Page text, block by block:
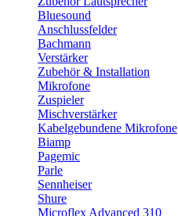
Bluesound
Anschlussfelder
Bachmann
Verstärker
Zubehör & Installation
Mikrofone
Zuspieler
Mischverstärker
Kabelgebundene Mikrofone
Biamp
Pagemic
Parle
Sennheiser
Shure
Microflex Advanced 310